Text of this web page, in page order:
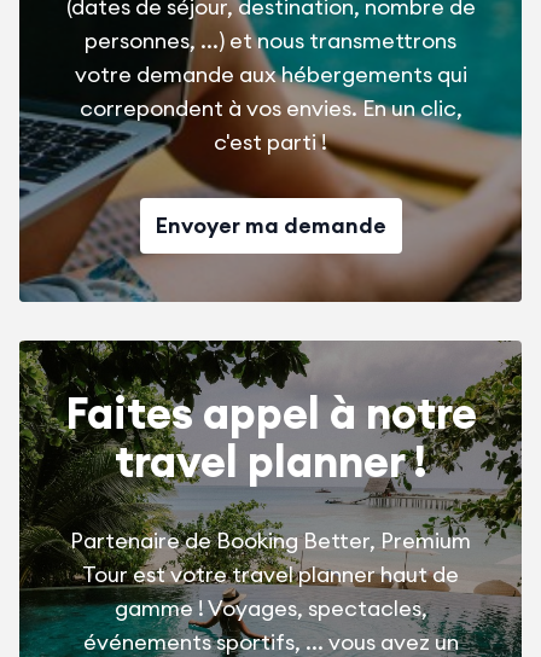
(dates de séjour, destination, nombre de
personnes, ...) et nous transmettrons
votre demande aux hébergements qui
correpondent à vos envies. En un clic,
c'est parti !
Envoyer ma demande
Faites appel à notre
travel planner !
Partenaire de Booking Better, Premium
Tour est votre travel planner haut de
gamme ! Voyages, spectacles,
événements sportifs, ... vous avez un